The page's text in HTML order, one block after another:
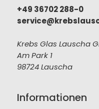
+49 36702 288-0
Krebs Glas Lauscha
Am Park 1
98724 Lauscha
Informationen